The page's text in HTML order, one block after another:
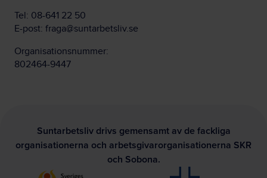
Tel: 08-641 22 50
E-post: fraga@suntarbetsliv.se
Organisationsnummer:
802464-9447
Suntarbetsliv drivs gemensamt av de fackliga
organisationerna och arbetsgivarorganisationerna SKR
och Sobona.